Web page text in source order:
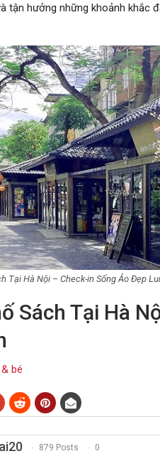
tận hưởng những khoảnh khắc
Tại Hà Nội – Check-in Sống Ảo Đẹp
Sách Tại Hà
bé
879 Posts 0